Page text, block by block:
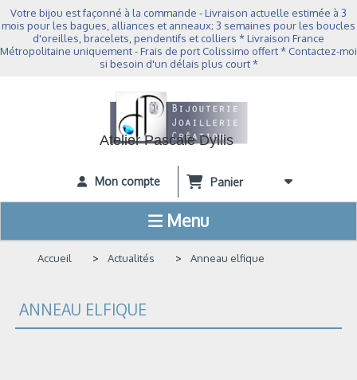
Votre bijou est façonné à la commande - Livraison actuelle estimée à 3
mois pour les bagues, alliances et anneaux; 3 semaines pour les boucles
d'oreilles, bracelets, pendentifs et colliers * Livraison France
Métropolitaine uniquement - Frais de port Colissimo offert * Contactez-moi
si besoin d'un délais plus court *
Atelier Pascale Dyllis
Mon compte Panier
Menu
Accueil Actualités Anneau elfique
ANNEAU ELFIQUE
Panneau de gestion des cookies